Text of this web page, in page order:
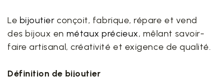
Le bijoutier conçoit, fabrique, répare et vend
des bijoux en métaux précieux, mêlant savoir-
faire artisanal, créativité et exigence de qualité.
Définition de bijoutier